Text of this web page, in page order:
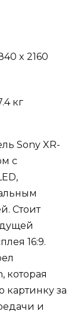
x 2160
кг
Sony XR-
с
Стоит
16:9.
которая
картинку за
и